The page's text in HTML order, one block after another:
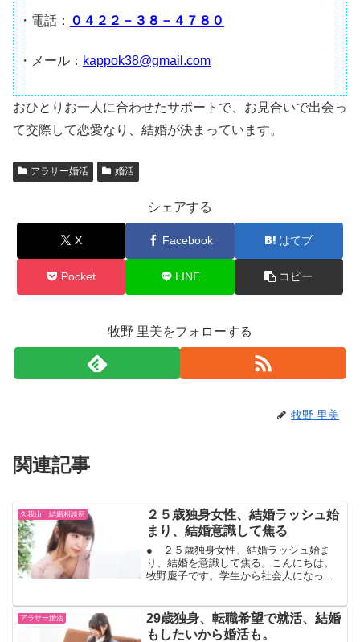
・電話： ０４２２－３８－４７８０
・メール： kappok38@gmail.com
おひとりお一人に合わせたサポートで、お見合いで出会っ
て交際して恋愛なり、結婚が決まっています。
アラサー婚活 婚活
シェアする
X Facebook はてブ
Pocket LINE コピー
牧野 里美をフォローする
牧野 里美
関連記事
久我山 結婚相談所
２５歳独身女性、結婚ラッシュ始
まり、結婚意識して焦る
● ２５歳独身女性、結婚ラッシュ始ま
り、結婚を意識して焦る。こんにちは。
牧野慶子です。学生から社会人になっ
付き合いしている男性と結婚話になった
と耳にする。２５歳独身女...
アラサー婚活
29歳独身、転職希望で就活、結婚
もしたいから婚活も。